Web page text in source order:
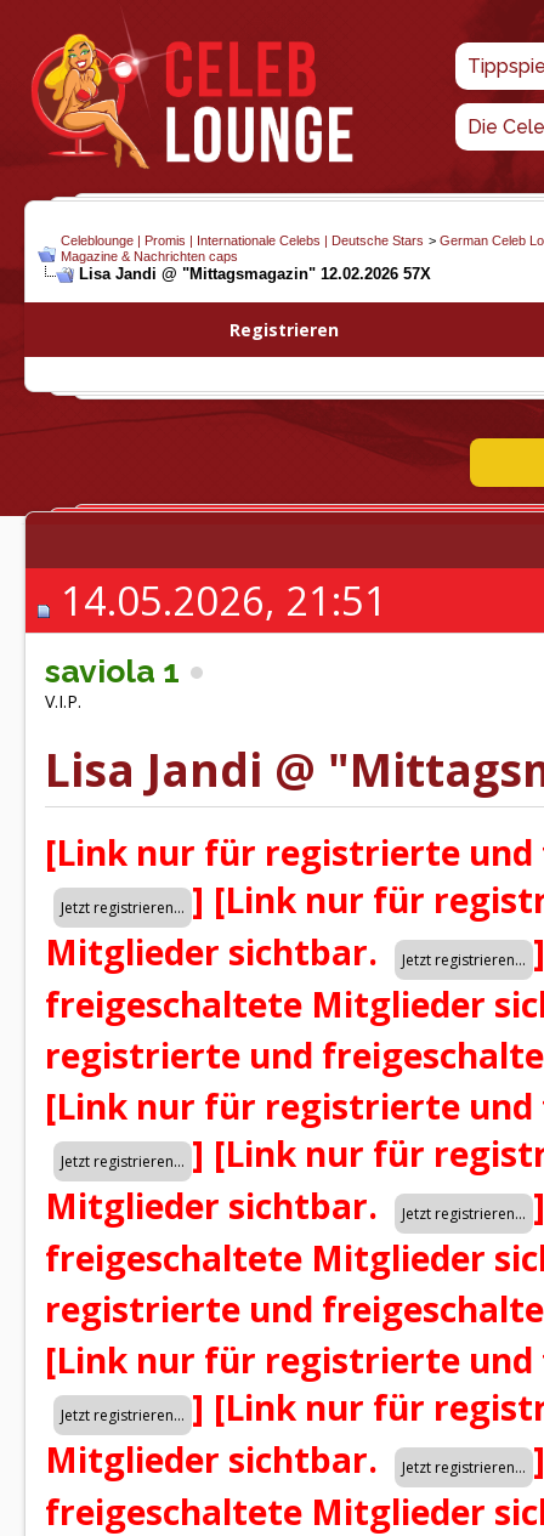
Die
Celeblounge | Promis | Internationale Celebs | Deutsche Stars > German Celeb
Magazine & Nachrichten caps
Lisa Jandi @ "Mittagsmagazin" 12.02.2026 57X
Registrieren
14.05.2026, 21:51
saviola 1
V.I.P.
Lisa Jandi @
[Link nur für registrierte
] [Link nur für
Mitglieder sichtbar.
]
freigeschaltete Mitglieder
registrierte und
[Link nur für registrierte
] [Link nur für
Mitglieder sichtbar.
]
freigeschaltete Mitglieder
registrierte und
[Link nur für registrierte
] [Link nur für
Mitglieder sichtbar.
]
freigeschaltete Mitglieder